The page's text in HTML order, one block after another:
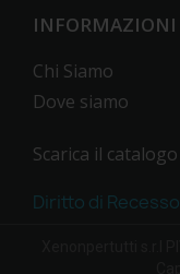
INFORMAZIONI
Chi Siamo
Dove siamo
Scarica il
Diritto di Recesso